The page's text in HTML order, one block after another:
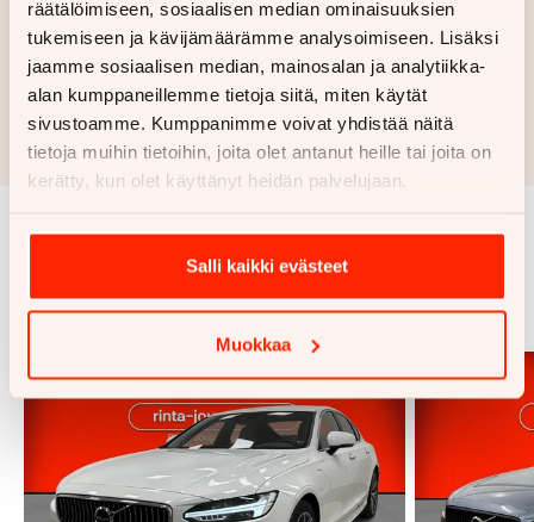
räätälöimiseen, sosiaalisen median ominaisuuksien
tukemiseen ja kävijämäärämme analysoimiseen. Lisäksi
jaamme sosiaalisen median, mainosalan ja analytiikka-
alan kumppaneillemme tietoja siitä, miten käytät
sivustoamme. Kumppanimme voivat yhdistää näitä
tietoja muihin tietoihin, joita olet antanut heille tai joita on
kerätty, kun olet käyttänyt heidän palvelujaan.
Salli kaikki evästeet
Muokkaa
Haluan myös tarjouksen vakuutuksesta
Hae rahoitustarjous
Rahoituslaskelma on suuntaa antava ja edellyttää hyväksytyn
luottopäätöksen ja kaskovakuutuksen.
Samankaltaisia ajoneuvoja
Katso kaikki